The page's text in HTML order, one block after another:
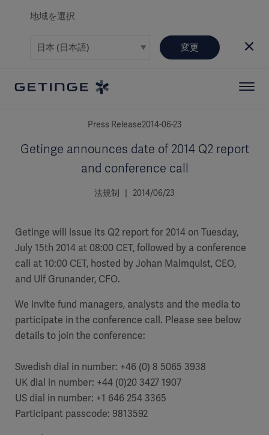
地域を選択
変更
Press Release2014-06-23
Getinge announces date of 2014 Q2 report
and conference call
法規制 | 2014/06/23
Getinge will issue its Q2 report for 2014 on Tuesday,
July 15th 2014 at 08:00 CET, followed by a conference
call at 10:00 CET, hosted by Johan Malmquist, CEO,
and Ulf Grunander, CFO.
We invite fund managers, analysts and the media to
participate in the conference call. Please see below
details to join the conference:
Swedish dial in number: +46 (0) 8 5065 3938
UK dial in number: +44 (0)20 3427 1907
US dial in number: +1 646 254 3365
Participant passcode: 9813592